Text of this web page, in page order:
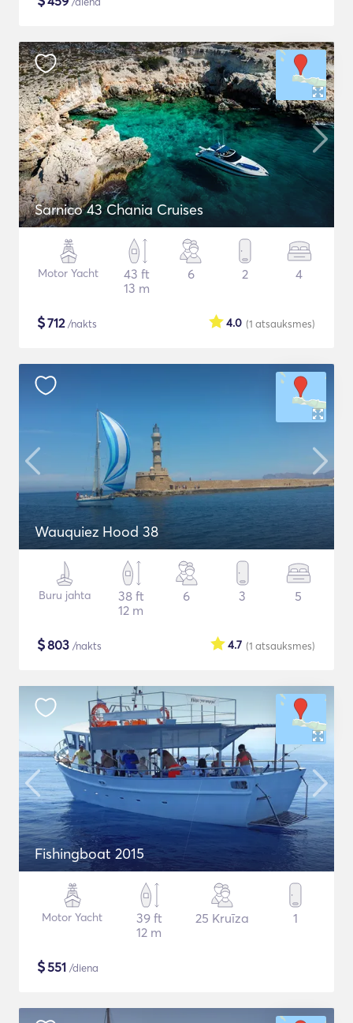
Sarnico 43 Chania Cruises
Motor Yacht
43 ft
13 m
6 2 4
$712/nakts (1 atsauksmes)
4.0
Wauquiez Hood 38
Buru jahta
38 ft
12 m
6 3 5
$803 /nakts (1 atsauksmes)
4.7
Fishingboat 2015
Motor Yacht
39 ft
12 m
25 Kruīza 1
$551 /diena